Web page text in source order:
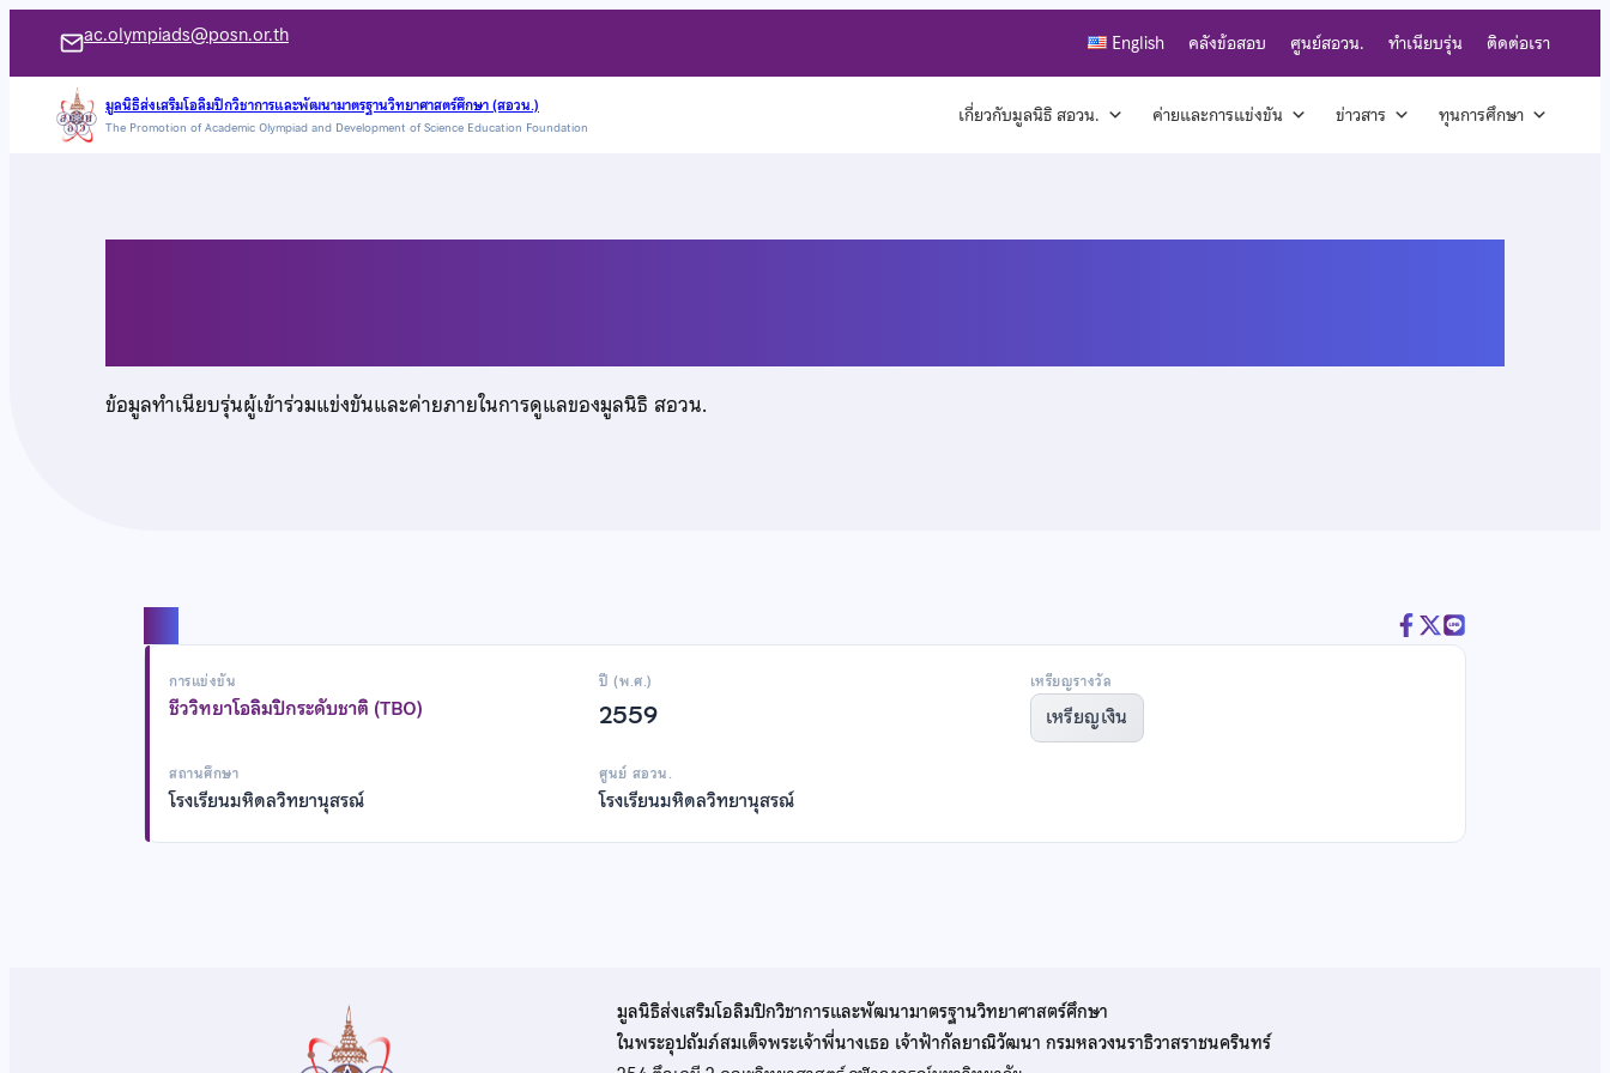
เนื้อหา
ac.olympiads@posn.or.th English คลังข้อสอบ ศูนย์สอวน. ทำเนียบรุ่น ติดต่อเรา
มูลนิธิส่งเสริมโอลิมปิกวิชาการและพัฒนามาตรฐานวิทยาศาสตร์ศึกษา (สอวน.)
The Promotion of Academic Olympiad and Development of Science Education Foundation เกี่ยวกับมูลนิธิ สอวน. ค่ายและการแข่งขัน ข่าวสาร ทุนการศึกษา
ข้อมูลทำเนียบรุ่นผู้เข้าร่วมแข่งขันและค่ายภายในการดูแลของมูลนิธิ สอวน.
การแข่งขัน
ชีววิทยาโอลิมปิกระดับชาติ (TBO)
ปี (พ.ศ.)
2559
เหรียญรางวัล
เหรียญเงิน
สถานศึกษา
โรงเรียนมหิดลวิทยานุสรณ์
ศูนย์ สอวน.
โรงเรียนมหิดลวิทยานุสรณ์
มูลนิธิส่งเสริมโอลิมปิกวิชาการและพัฒนามาตรฐานวิทยาศาสตร์ศึกษา
ในพระอุปถัมภ์สมเด็จพระเจ้าพี่นางเธอ เจ้าฟ้ากัลยาณิวัฒนา กรมหลวงนราธิวาสราชนครินทร์